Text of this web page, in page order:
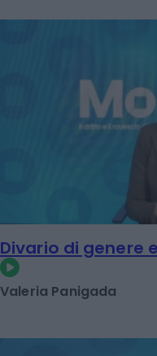
Divario di genere
Valeria Panigada